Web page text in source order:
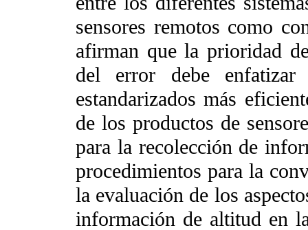
sensores remotos como
afirman que la prioridad
del error debe enfatizar
estandarizados más
de los productos de
para la recolección de
procedimientos para la
la evaluación de los
información de altitud en